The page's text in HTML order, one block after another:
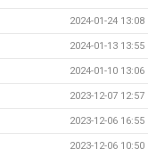
2024-01-24 13:08
2024-01-13 13:55
2024-01-10 13:06
2023-12-07 12:57
2023-12-06 16:55
2023-12-06 10:50